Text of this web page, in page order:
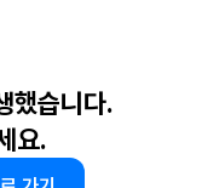
했습니다.
요.